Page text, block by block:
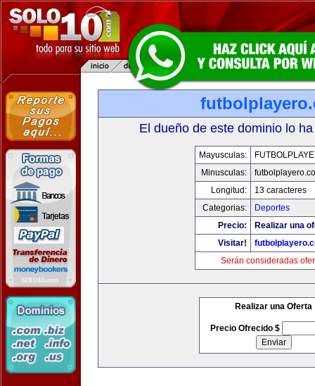
El dueño de este dominio lo
Mayusculas:
Minusculas:
Longitud:
13 caracteres
Categorias:
Deportes
Precio:
Realizar una
Visitar!
Serán consideradas
Realizar una Oferta
Precio Ofrecido $